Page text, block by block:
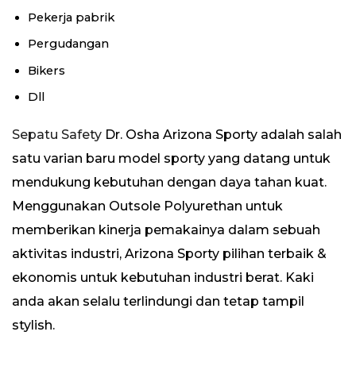
Pekerja pabrik
Pergudangan
Bikers
Dll
Sepatu Safety Dr. Osha Arizona Sporty adalah salah
satu varian baru model sporty yang datang untuk
mendukung kebutuhan dengan daya tahan kuat.
Menggunakan Outsole Polyurethan untuk
memberikan kinerja pemakainya dalam sebuah
aktivitas industri, Arizona Sporty pilihan terbaik &
ekonomis untuk kebutuhan industri berat. Kaki
anda akan selalu terlindungi dan tetap tampil
stylish.